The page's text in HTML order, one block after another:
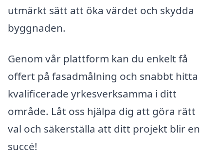
utmärkt sätt att öka värdet och skydda
byggnaden.
Genom vår plattform kan du enkelt få
offert på fasadmålning och snabbt hitta
kvalificerade yrkesverksamma i ditt
område. Låt oss hjälpa dig att göra rätt
val och säkerställa att ditt projekt blir en
succé!